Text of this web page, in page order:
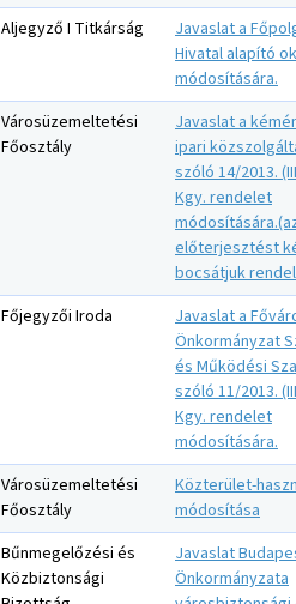
Aljegyző I Titkárság
Javaslat a
Hivatal alapító
módosítására.
Városüzemeltetési
Főosztály
Javaslat a
ipari
szóló 14/2013.
Kgy. rendelet
előterjesztést
bocsátjuk
Főjegyzői Iroda
Javaslat a
Önkormányzat
és Működési
szóló 11/2013.
Kgy. rendelet
módosítására.
Városüzemeltetési
Főosztály
Közterület-
módosítása
Bűnmegelőzési és
Közbiztonsági
Javaslat
Önkormányzata